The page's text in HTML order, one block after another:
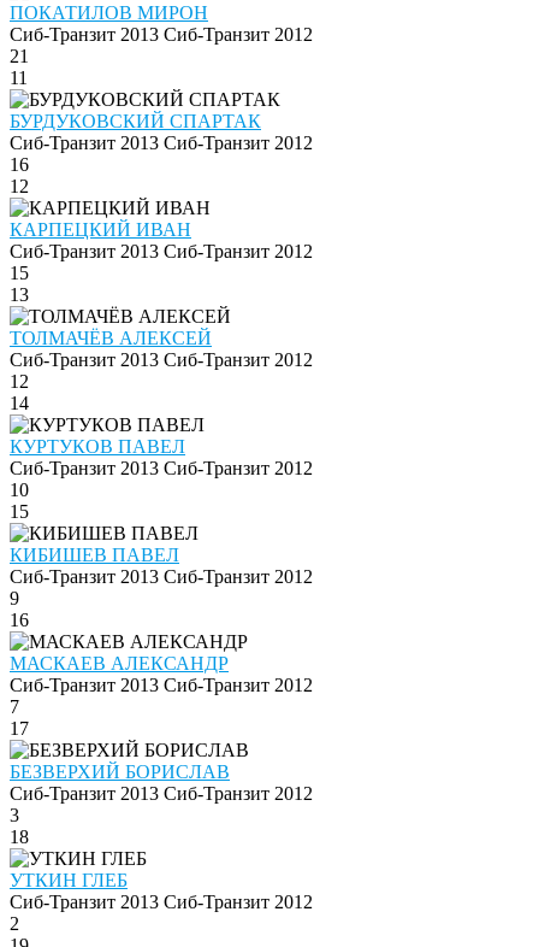
ПОКАТИЛОВ МИРОН
Сиб-Транзит 2013 Сиб-Транзит 2012
21
11
БУРДУКОВСКИЙ СПАРТАК
Сиб-Транзит 2013 Сиб-Транзит 2012
16
12
КАРПЕЦКИЙ ИВАН
Сиб-Транзит 2013 Сиб-Транзит 2012
15
13
ТОЛМАЧЁВ АЛЕКСЕЙ
Сиб-Транзит 2013 Сиб-Транзит 2012
12
14
КУРТУКОВ ПАВЕЛ
Сиб-Транзит 2013 Сиб-Транзит 2012
10
15
КИБИШЕВ ПАВЕЛ
Сиб-Транзит 2013 Сиб-Транзит 2012
9
16
МАСКАЕВ АЛЕКСАНДР
Сиб-Транзит 2013 Сиб-Транзит 2012
7
17
БЕЗВЕРХИЙ БОРИСЛАВ
Сиб-Транзит 2013 Сиб-Транзит 2012
3
18
УТКИН ГЛЕБ
Сиб-Транзит 2013 Сиб-Транзит 2012
2